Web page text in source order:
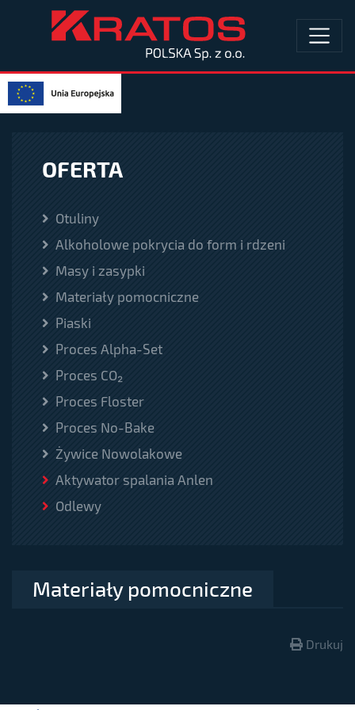
OFERTA
Otuliny
Alkoholowe pokrycia do form i rdzeni
Masy i zasypki
Materiały pomocniczne
Piaski
Proces Alpha-Set
Proces CO₂
Proces Floster
Proces No-Bake
Żywice Nowolakowe
Aktywator spalania Anlen
Odlewy
Materiały pomocniczne
Drukuj